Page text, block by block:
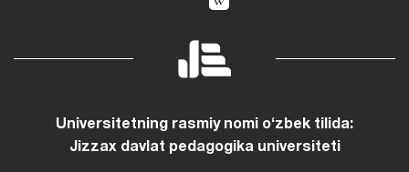
Universitetning rasmiy nomi oʻzbek tilida:
Jizzax davlat pedagogika universiteti